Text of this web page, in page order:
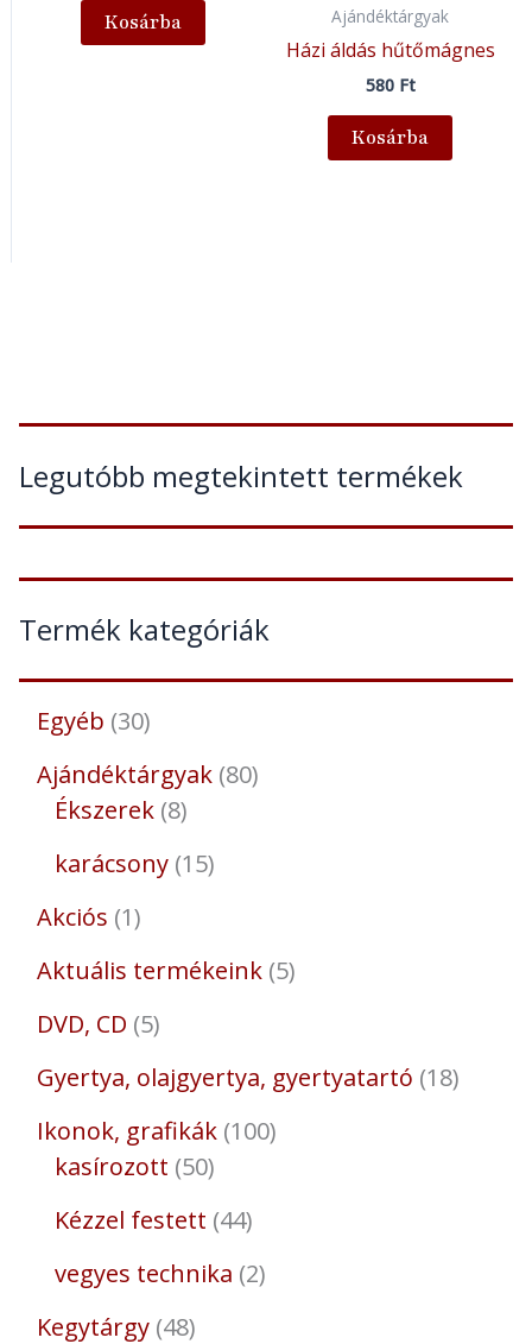
Legutóbb megtekintett termékek
Termék kategóriák
Egyéb 30
Ajándéktárgyak 80
Ékszerek 8
karácsony 15
Akciós 1
Aktuális termékeink 5
DVD, CD 5
Gyertya, olajgyertya, gyertyatartó 18
Ikonok, grafikák 100
kasírozott 50
Kézzel festett 44
vegyes technika 2
Kegytárgy 48
Kosárba Ajándéktárgyak
Házi áldás hűtőmágnes
580 Ft
Kosárba